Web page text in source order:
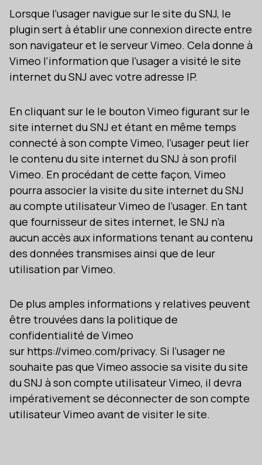
Lorsque l’usager navigue sur le site du SNJ, le
plugin sert à établir une connexion directe entre
son navigateur et le serveur Vimeo. Cela donne à
Vimeo l’information que l’usager a visité le site
internet du SNJ avec votre adresse IP.
En cliquant sur le le bouton Vimeo figurant sur le
site internet du SNJ et étant en même temps
connecté à son compte Vimeo, l’usager peut lier
le contenu du site internet du SNJ à son profil
Vimeo. En procédant de cette façon, Vimeo
pourra associer la visite du site internet du SNJ
au compte utilisateur Vimeo de l’usager. En tant
que fournisseur de sites internet, le SNJ n’a
aucun accès aux informations tenant au contenu
des données transmises ainsi que de leur
utilisation par Vimeo.
De plus amples informations y relatives peuvent
être trouvées dans la politique de
confidentialité de Vimeo
sur https://vimeo.com/privacy. Si l’usager ne
souhaite pas que Vimeo associe sa visite du site
du SNJ à son compte utilisateur Vimeo, il devra
impérativement se déconnecter de son compte
utilisateur Vimeo avant de visiter le site.